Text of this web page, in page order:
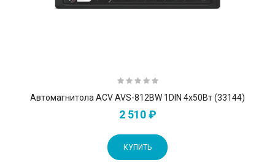
Автомагнитола ACV AVS-812BW 1DIN 4x50Вт (33144)
2 510 ₽
КУПИТЬ